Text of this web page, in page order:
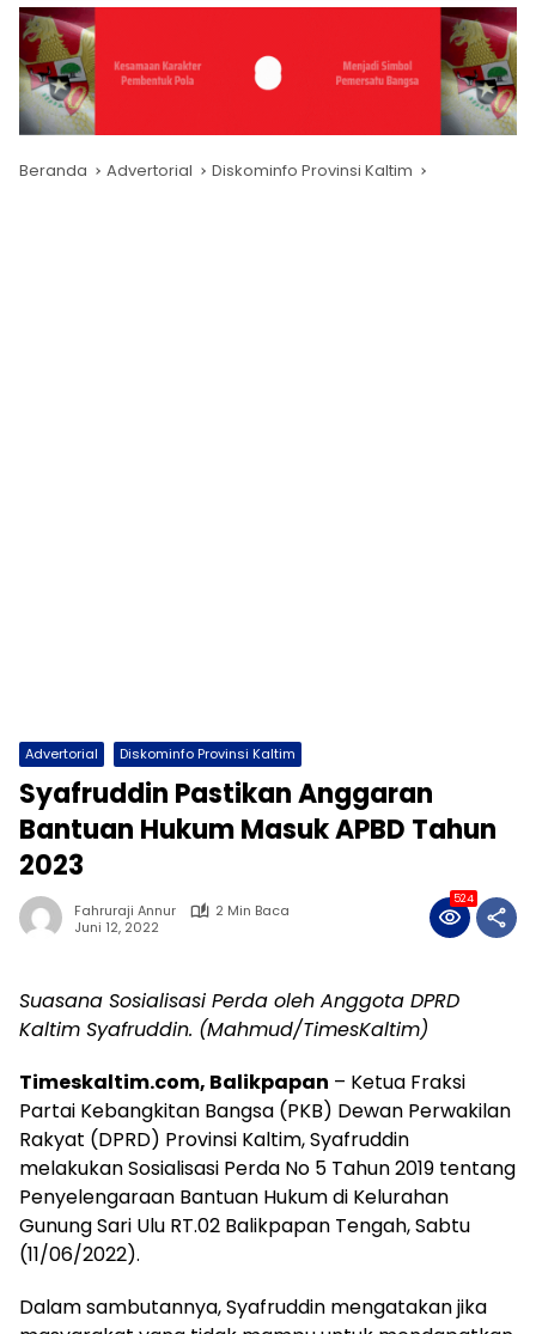
Beranda Advertorial Diskominfo Provinsi Kaltim
Advertorial Diskominfo Provinsi Kaltim
Syafruddin Pastikan Anggaran
Bantuan Hukum Masuk APBD Tahun
2023
Fahruraji Annur
2 Min Baca
Juni 12, 2022
524
Suasana Sosialisasi Perda oleh Anggota DPRD
Kaltim Syafruddin. (Mahmud/TimesKaltim)
Timeskaltim.com, Balikpapan – Ketua Fraksi
Partai Kebangkitan Bangsa (PKB) Dewan Perwakilan
Rakyat (DPRD) Provinsi Kaltim, Syafruddin
melakukan Sosialisasi Perda No 5 Tahun 2019 tentang
Penyelengaraan Bantuan Hukum di Kelurahan
Gunung Sari Ulu RT.02 Balikpapan Tengah, Sabtu
(11/06/2022).
Dalam sambutannya, Syafruddin mengatakan jika